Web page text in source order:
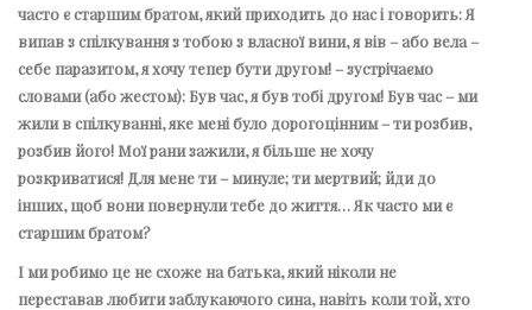
часто є старшим братом, який приходить до нас і говорить: Я
випав з спілкування з тобою з власної вини, я вів – або вела –
себе паразитом, я хочу тепер бути другом! – зустрічаємо
словами (або жестом): Був час, я був тобі другом! Був час – ми
жили в спілкуванні, яке мені було дорогоцінним – ти розбив,
розбив його! Мої рани зажили, я більше не хочу
розкриватися! Для мене ти – минуле; ти мертвий; йди до
інших, щоб вони повернули тебе до життя… Як часто ми є
старшим братом?
І ми робимо це не схоже на батька, який ніколи не
переставав любити заблукаючого сина, навіть коли той, хто